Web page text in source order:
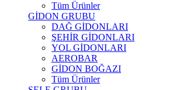
Tüm Ürünler
GİDON GRUBU
DAĞ GİDONLARI
ŞEHİR GİDONLARI
YOL GİDONLARI
AEROBAR
GİDON BOĞAZI
Tüm Ürünler